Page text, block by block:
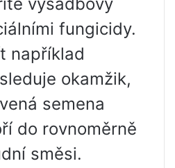
fungicidy.
například
okamžik,
semena
do rovnoměrně
směsi.